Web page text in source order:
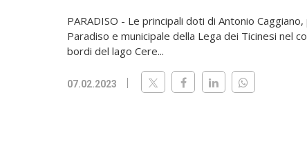
PARADISO - Le principali doti di Antonio
Paradiso e municipale della Lega dei Ticinesi nel
bordi del lago Cere...
07.02.2023